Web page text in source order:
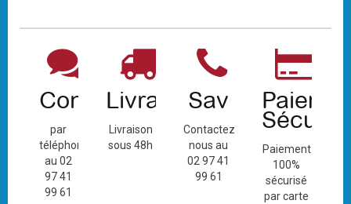
Contact
par
téléphone
au 02
97 41
99 61
Livraison
Livraison
sous 48h
Sav
Contactez-
nous au
02 97 41
99 61
Paiement
100%
sécurisé
par carte